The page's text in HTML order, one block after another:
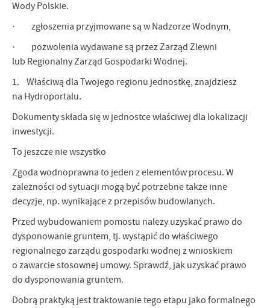
Wody Polskie.
· zgłoszenia przyjmowane są w Nadzorze Wodnym,
· pozwolenia wydawane są przez Zarząd Zlewni
lub Regionalny Zarząd Gospodarki Wodnej.
1. Właściwą dla Twojego regionu jednostkę, znajdziesz
na Hydroportalu.
Dokumenty składa się w jednostce właściwej dla lokalizacji
inwestycji.
To jeszcze nie wszystko
Zgoda wodnoprawna to jeden z elementów procesu. W
zależności od sytuacji mogą być potrzebne także inne
decyzje, np. wynikające z przepisów budowlanych.
Przed wybudowaniem pomostu należy uzyskać prawo do
dysponowanie gruntem, tj. wystąpić do właściwego
regionalnego zarządu gospodarki wodnej z wnioskiem
o zawarcie stosownej umowy. Sprawdź, jak uzyskać prawo
do dysponowania gruntem.
Dobrą praktyką jest traktowanie tego etapu jako formalnego